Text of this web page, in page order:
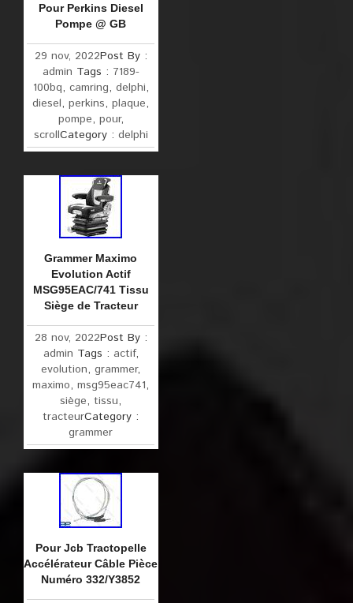
Pour Perkins Diesel
Pompe @ GB
29 nov, 2022Post By :
admin Tags : 7189-
100bq, camring, delphi,
diesel,perkins,plaque,
pompe, pour,
scrollCategory : delphi
Grammer Maximo
Evolution Actif
MSG95EAC/741 Tissu
Siège de Tracteur
28 nov, 2022Post By :
admin Tags : actif,
evolution,grammer,
maximo,msg95eac741,
siège,tissu,
tracteurCategory :
grammer
Pour Jcb Tractopelle
Accélérateur Câble Pièce
Numéro 332/Y3852